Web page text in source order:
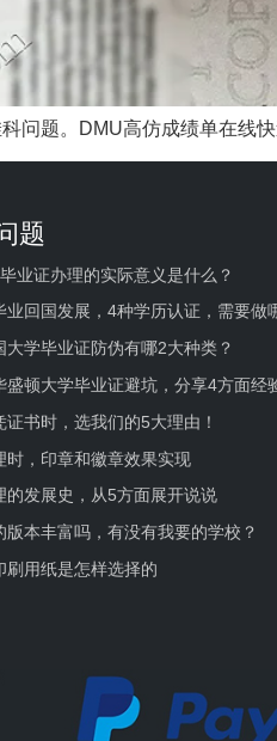
问题。DMU高仿成绩单在线
题
业证办理的实际意义是什么？
业回国发展，4种学历认证，需要做
大学毕业证防伪有哪2大种类？
盛顿大学毕业证避坑，分享4方面经
证书时，选我们的5大理由！
时，印章和徽章效果实现
的发展史，从5方面展开说说
版本丰富吗，有没有我要的学校？
刷用纸是怎样选择的